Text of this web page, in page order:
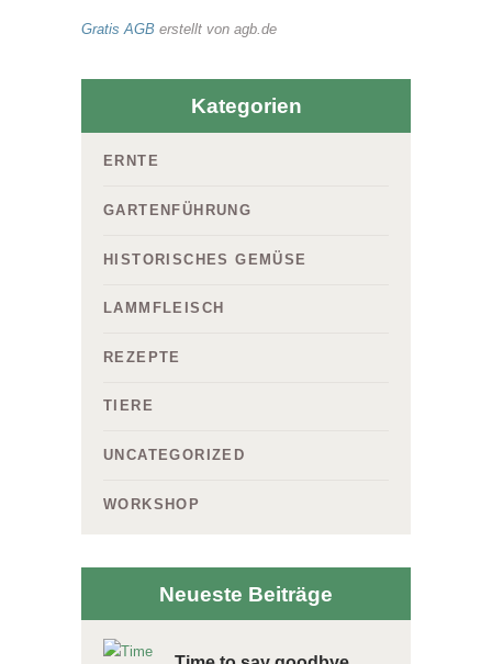
Gratis AGB erstellt von agb.de
Kategorien
ERNTE
GARTENFÜHRUNG
HISTORISCHES GEMÜSE
LAMMFLEISCH
REZEPTE
TIERE
UNCATEGORIZED
WORKSHOP
Neueste Beiträge